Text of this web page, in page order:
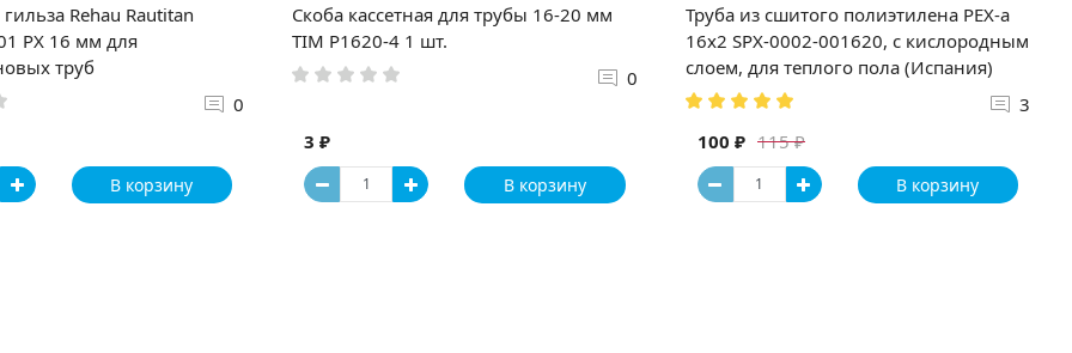
Rehau Rautitan
PX 16 мм для
труб
0
В корзину
Скоба кассетная для трубы 16-20 мм
TIM P1620-4 1 шт.
0
3 ₽
В корзину
Труба из сшитого полиэтилена PEX-a
16х2 SPX-0002-001620, с кислородным
слоем, для теплого пола (Испания)
3
115 ₽
100 ₽
В корзину